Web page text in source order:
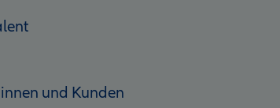
und Kunden